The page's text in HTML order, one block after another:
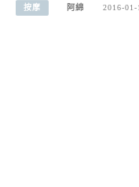
按摩 阿綿 2016-01-